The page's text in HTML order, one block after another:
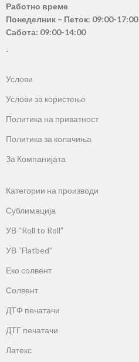
Работно време
Понеделник – Петок: 09:00-17:00
Сабота: 09:00-14:00
-
Услови
Услови за користење
Политика на приватност
Политика за колачиња
За Компанијата
Категории на производи
Сублимација
УВ “Roll to Roll”
УВ “Flatbed”
Еко солвент
Солвент
ДТФ печатачи
ДТГ печатачи
Латекс